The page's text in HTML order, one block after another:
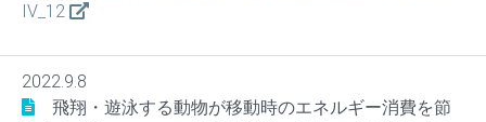
IV_12
2022.9.8
飛翔・遊泳する動物が移動時のエネルギー消費を節